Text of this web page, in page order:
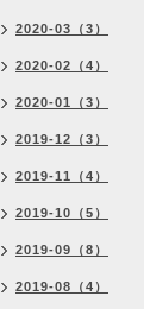
2020-03（3）
2020-02（4）
2020-01（3）
2019-12（3）
2019-11（4）
2019-10（5）
2019-09（8）
2019-08（4）